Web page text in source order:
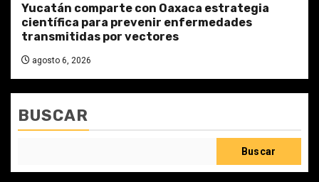
Yucatán comparte con Oaxaca estrategia
científica para prevenir enfermedades
transmitidas por vectores
agosto 6, 2026
BUSCAR
Buscar